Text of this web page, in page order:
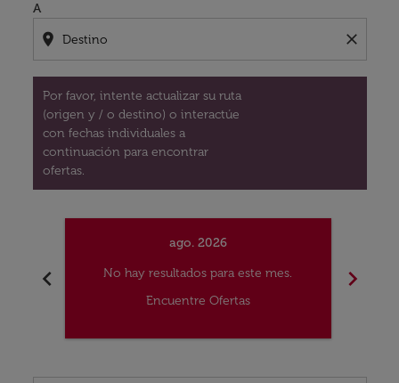
A
location_on close
Por favor, intente actualizar su ruta
(origen y / o destino) o interactúe
con fechas individuales a
continuación para encontrar
ofertas.
chevron_left
ago. 2026
No hay resultados para este mes.
Encuentre Ofertas
chevron_right